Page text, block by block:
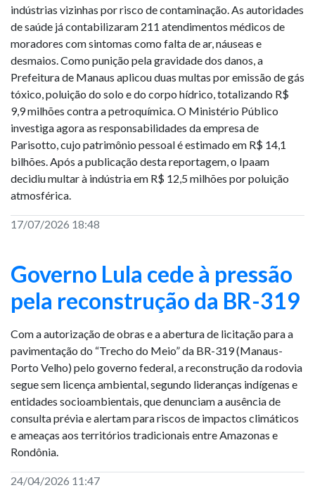
indústrias vizinhas por risco de contaminação. As autoridades
de saúde já contabilizaram 211 atendimentos médicos de
moradores com sintomas como falta de ar, náuseas e
desmaios. Como punição pela gravidade dos danos, a
Prefeitura de Manaus aplicou duas multas por emissão de gás
tóxico, poluição do solo e do corpo hídrico, totalizando R$
9,9 milhões contra a petroquímica. O Ministério Público
investiga agora as responsabilidades da empresa de
Parisotto, cujo patrimônio pessoal é estimado em R$ 14,1
bilhões. Após a publicação desta reportagem, o Ipaam
decidiu multar à indústria em R$ 12,5 milhões por poluição
atmosférica.
17/07/2026 18:48
Governo Lula cede à pressão
pela reconstrução da BR-319
Com a autorização de obras e a abertura de licitação para a
pavimentação do “Trecho do Meio” da BR-319 (Manaus-
Porto Velho) pelo governo federal, a reconstrução da rodovia
segue sem licença ambiental, segundo lideranças indígenas e
entidades socioambientais, que denunciam a ausência de
consulta prévia e alertam para riscos de impactos climáticos
e ameaças aos territórios tradicionais entre Amazonas e
Rondônia.
24/04/2026 11:47